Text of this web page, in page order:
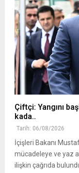
Çiftçi: Yangını
kada..
Tarih: 06/08/2026
İçişleri Bakanı
mücadeleye ve yaz
ilişkin çağrıda